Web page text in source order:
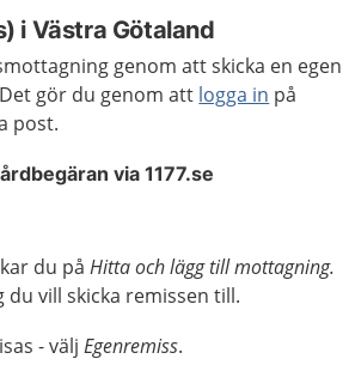
i Västra Götaland
genom att skicka en egen
gör du genom att logga in på
post.
via 1177.se
du påHitta och lägg till mottagning.
vill skicka remissen till.
- väljEgenremiss.